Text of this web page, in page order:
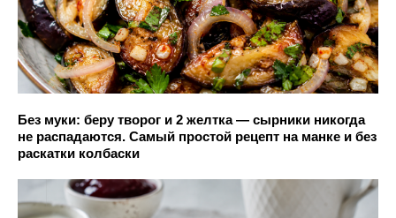
Без муки: беру творог и 2 желтка — сырники никогда
не распадаются. Самый простой рецепт на манке и без
раскатки колбаски